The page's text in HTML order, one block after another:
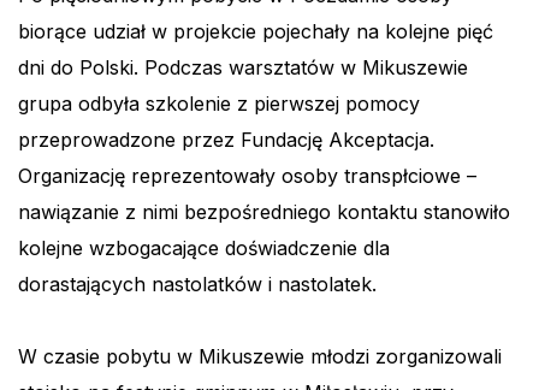
biorące udział w projekcie pojechały na kolejne pięć
dni do Polski. Podczas warsztatów w Mikuszewie
grupa odbyła szkolenie z pierwszej pomocy
przeprowadzone przez Fundację Akceptacja.
Organizację reprezentowały osoby transpłciowe –
nawiązanie z nimi bezpośredniego kontaktu stanowiło
kolejne wzbogacające doświadczenie dla
dorastających nastolatków i nastolatek.
W czasie pobytu w Mikuszewie młodzi zorganizowali